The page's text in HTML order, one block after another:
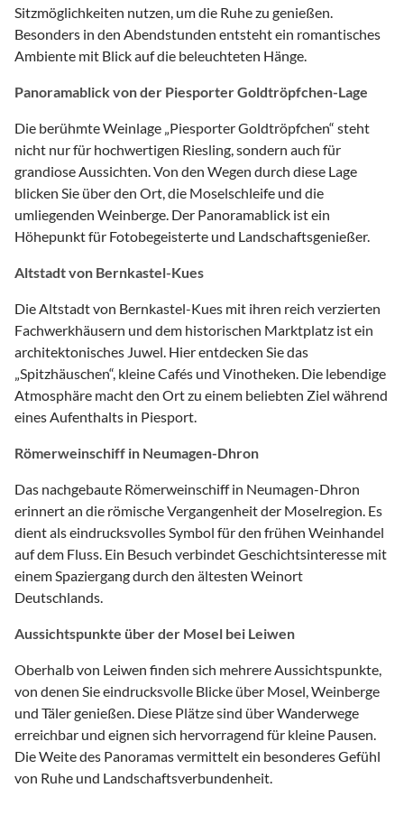
Sitzmöglichkeiten nutzen, um die Ruhe zu genießen.
Besonders in den Abendstunden entsteht ein romantisches
Ambiente mit Blick auf die beleuchteten Hänge.
Panoramablick von der Piesporter Goldtröpfchen-Lage
Die berühmte Weinlage „Piesporter Goldtröpfchen“ steht
nicht nur für hochwertigen Riesling, sondern auch für
grandiose Aussichten. Von den Wegen durch diese Lage
blicken Sie über den Ort, die Moselschleife und die
umliegenden Weinberge. Der Panoramablick ist ein
Höhepunkt für Fotobegeisterte und Landschaftsgenießer.
Altstadt von Bernkastel-Kues
Die Altstadt von Bernkastel-Kues mit ihren reich verzierten
Fachwerkhäusern und dem historischen Marktplatz ist ein
architektonisches Juwel. Hier entdecken Sie das
„Spitzhäuschen“, kleine Cafés und Vinotheken. Die lebendige
Atmosphäre macht den Ort zu einem beliebten Ziel während
eines Aufenthalts in Piesport.
Römerweinschiff in Neumagen-Dhron
Das nachgebaute Römerweinschiff in Neumagen-Dhron
erinnert an die römische Vergangenheit der Moselregion. Es
dient als eindrucksvolles Symbol für den frühen Weinhandel
auf dem Fluss. Ein Besuch verbindet Geschichtsinteresse mit
einem Spaziergang durch den ältesten Weinort
Deutschlands.
Aussichtspunkte über der Mosel bei Leiwen
Oberhalb von Leiwen finden sich mehrere Aussichtspunkte,
von denen Sie eindrucksvolle Blicke über Mosel, Weinberge
und Täler genießen. Diese Plätze sind über Wanderwege
erreichbar und eignen sich hervorragend für kleine Pausen.
Die Weite des Panoramas vermittelt ein besonderes Gefühl
von Ruhe und Landschaftsverbundenheit.